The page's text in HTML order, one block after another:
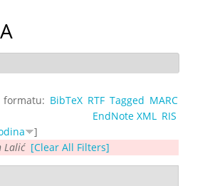
formatu: BibTeX RTF Tagged MARC
EndNote XML
RIS
]
Lalić [Clear All Filters]